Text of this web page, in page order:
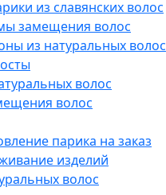
из славянских волос
замещения волос
из натуральных волос
волос
волос
парика на заказ
изделий
волос